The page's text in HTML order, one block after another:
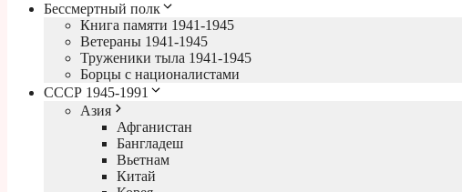
Бессмертный полк
Книга памяти 1941-1945
Ветераны 1941-1945
Труженики тыла 1941-1945
Борцы с националистами
СССР 1945-1991
Азия
Афганистан
Бангладеш
Вьетнам
Китай